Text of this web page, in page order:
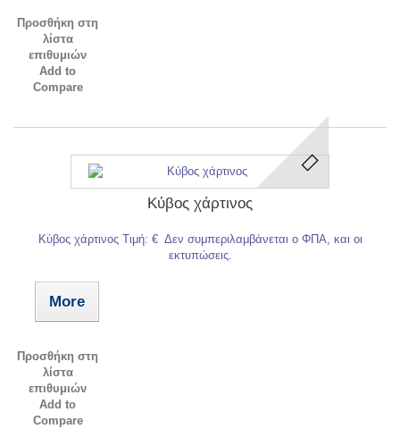
Προσθήκη στη
λίστα
επιθυμιών
Add to
Compare
Κύβος χάρτινος
Κύβος χάρτινος Τιμή: € Δεν συμπεριλαμβάνεται ο ΦΠΑ, και οι
εκτυπώσεις.
More
Προσθήκη στη
λίστα
επιθυμιών
Add to
Compare